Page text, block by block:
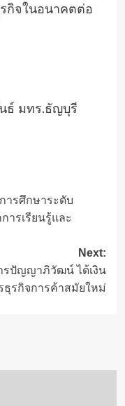
กิจในอนาคตต่อ
ธ์ มทร.ธัญบุรี
ารศึกษาระดับ
รเรียนรู้และ
Next:
รปัญญาภิวัฒน์ ได้เงิน
ธุรกิจการค้าสมัยใหม่